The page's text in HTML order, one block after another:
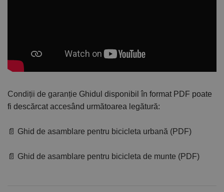
Condiții de garanție Ghidul disponibil în format PDF poate
fi descărcat accesând următoarea legătură:
📄 Ghid de asamblare pentru bicicleta urbană (PDF)
📄 Ghid de asamblare pentru bicicleta de munte (PDF)